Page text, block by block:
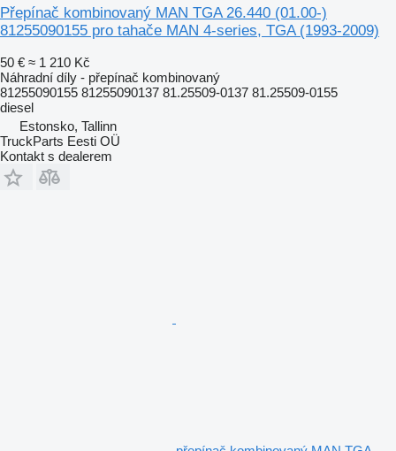
Přepínač kombinovaný MAN TGA 26.440 (01.00-)
81255090155 pro tahače MAN 4-series, TGA (1993-2009)
50 € ≈ 1 210 Kč
Náhradní díly - přepínač kombinovaný
81255090155 81255090137 81.25509-0137 81.25509-0155
diesel
Estonsko, Tallinn
TruckParts Eesti OÜ
Kontakt s dealerem